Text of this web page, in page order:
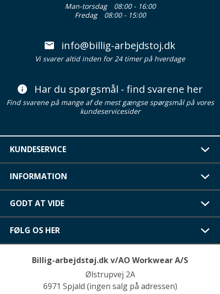
Man-torsdag
08:00 - 16:00
Fredag
08:00 - 15:00
info@billig-arbejdstoj.dk
Vi svarer altid inden for 24 timer på hverdage
Har du spørgsmål - find svarene her
Find svarene på mange af de mest gængse spørgsmål på vores
kundeservicesider
KUNDESERVICE
INFORMATION
GODT AT VIDE
FØLG OS HER
Billig-arbejdstøj.dk v/AO Workwear A/S
Ølstrupvej 2A
6971 Spjald (ingen salg på adressen)